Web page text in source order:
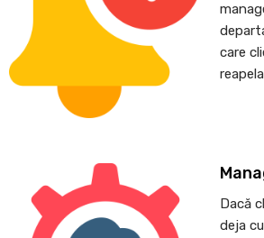
care
Dacă
deja